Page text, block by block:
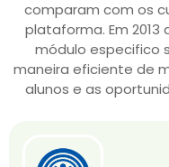
comparam com os
plataforma. Em
módulo especifico
maneira eficiente de
alunos e as